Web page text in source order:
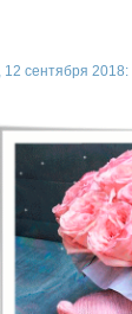
, 12 сентября 2018: